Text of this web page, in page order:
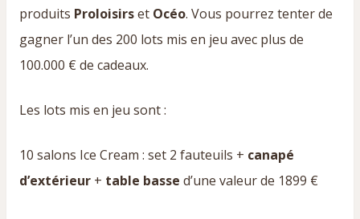
produits Proloisirset Océo. Vous pourrez tenter de
gagner l’un des 200 lots mis en jeu avec plus de
100.000 € de cadeaux.
Les lots mis en jeu sont :
10 salons Ice Cream : set 2 fauteuils + canapé
d’extérieur + table basse d’une valeur de 1899 €